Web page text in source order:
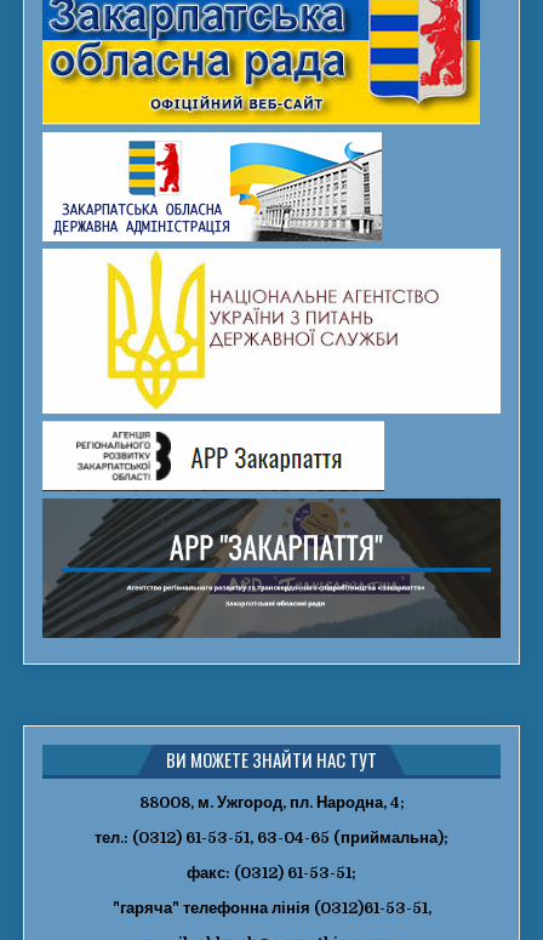
ВИ МОЖЕТЕ ЗНАЙТИ НАС ТУТ
88008, м. Ужгород, пл. Народна, 4;
тел.: (0312) 61-53-51, 63-04-65 (приймальна);
факс: (0312) 61-53-51;
"гаряча" телефонна лінія (0312)61-53-51,